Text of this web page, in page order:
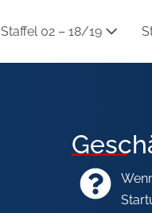
Staffel 02 – 18/19